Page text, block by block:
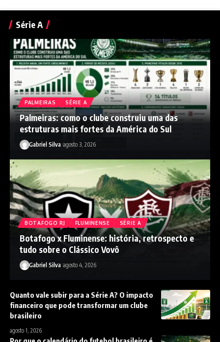
Série A
PALMEIRAS SÉRIE A
Palmeiras: como o clube construiu uma das
estruturas mais fortes da América do Sul
Gabriel Silva agosto 3, 2026
BOTAFOGO RJ FLUMINENSE SÉRIE A
Botafogo x Fluminense: história, retrospecto e
tudo sobre o Clássico Vovô
Gabriel Silva agosto 4, 2026
Quanto vale subir para a Série A? O impacto
financeiro que pode transformar um clube
brasileiro
agosto 1, 2026